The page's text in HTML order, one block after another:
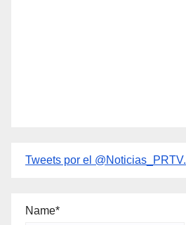
Tweets por el @Noticias_PRTV.
Name*